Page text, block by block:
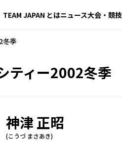
TEAM JAPAN とはニュース大会・競技
冬季
ティー2002冬季
神津 正昭
(こうづ まさあき)